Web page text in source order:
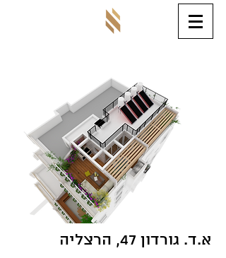
א.ד. גורדון 47, הרצליה